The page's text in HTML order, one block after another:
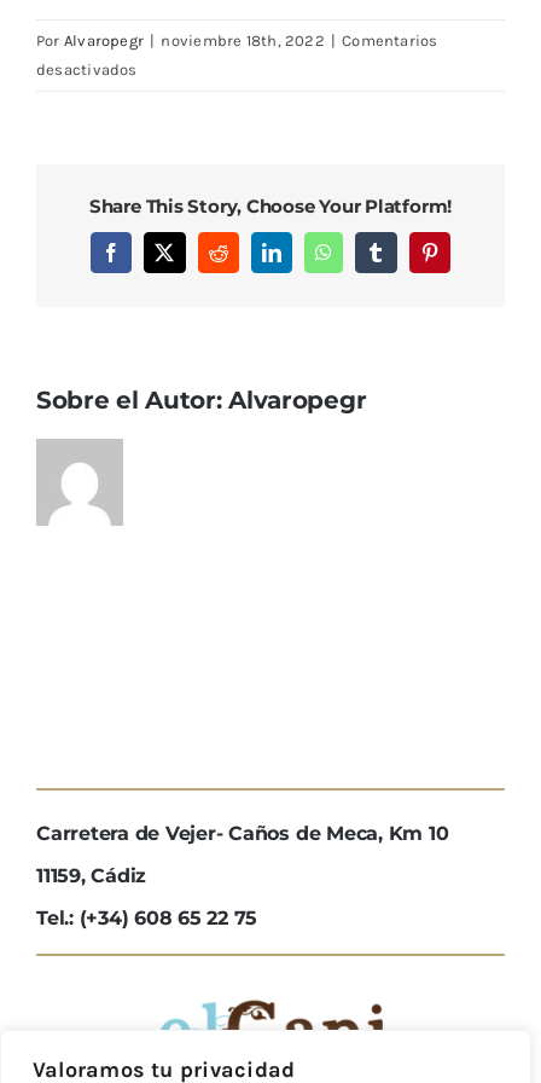
Valoramos tu privacidad
Por Alvaropegr | noviembre 18th, 2022 | Comentarios
desactivados
Share This Story, Choose Your Platform!
Facebook
X RedditLinkedInWhatsAppTumblrPinterest
Sobre el Autor:Alvaropegr
Carretera de Vejer- Caños de Meca, Km 10
11159, Cádiz
Tel.: (+34) 608 65 22 75